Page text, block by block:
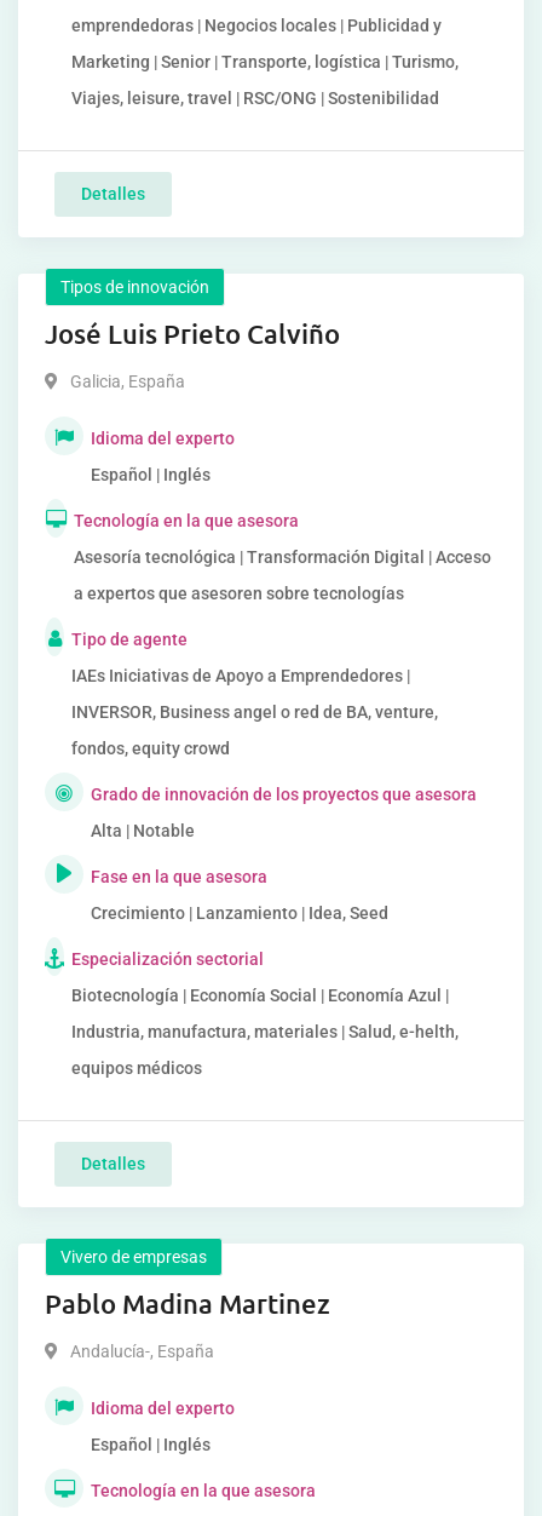
emprendedoras | Negocios locales | Publicidad y
Marketing | Senior | Transporte, logística | Turismo,
Viajes, leisure, travel | RSC/ONG | Sostenibilidad
Detalles
Tipos de innovación
José Luis Prieto Calviño
Galicia, España
Idioma del experto
Español | Inglés
Tecnología en la que asesora
Asesoría tecnológica | Transformación Digital | Acceso
a expertos que asesoren sobre tecnologías
Tipo de agente
IAEs Iniciativas de Apoyo a Emprendedores |
INVERSOR, Business angel o red de BA, venture,
fondos, equity crowd
Grado de innovación de los proyectos que asesora
Alta | Notable
Fase en la que asesora
Crecimiento | Lanzamiento | Idea, Seed
Especialización sectorial
Biotecnología | Economía Social | Economía Azul |
Industria, manufactura, materiales | Salud, e-helth,
equipos médicos
Detalles
Vivero de empresas
Pablo Madina Martinez
Andalucía-, España
Idioma del experto
Español | Inglés
Tecnología en la que asesora